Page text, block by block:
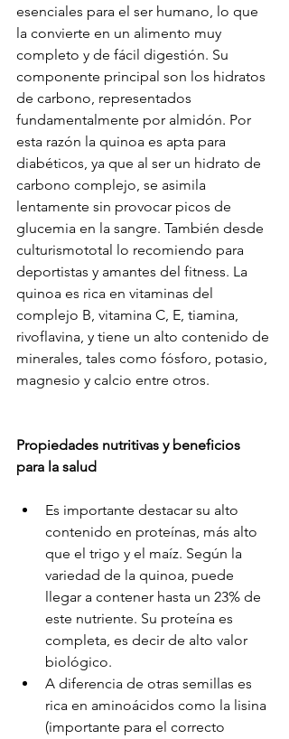
esenciales para el ser humano, lo que
la convierte en un alimento muy
completo y de fácil digestión. Su
componente principal son los hidratos
de carbono, representados
fundamentalmente por almidón. Por
esta razón la quinoa es apta para
diabéticos, ya que al ser un hidrato de
carbono complejo, se asimila
lentamente sin provocar picos de
glucemia en la sangre. También desde
culturismototal lo recomiendo para
deportistas y amantes del fitness. La
quinoa es rica en vitaminas del
complejo B, vitamina C, E, tiamina,
rivoflavina, y tiene un alto contenido de
minerales, tales como fósforo, potasio,
magnesio y calcio entre otros.
Propiedades nutritivas y beneficios
para la salud
Es importante destacar su alto
contenido en proteínas, más alto
que el trigo y el maíz. Según la
variedad de la quinoa, puede
llegar a contener hasta un 23% de
este nutriente. Su proteína es
completa, es decir de alto valor
biológico.
A diferencia de otras semillas es
rica en aminoácidos como la lisina
(importante para el correcto